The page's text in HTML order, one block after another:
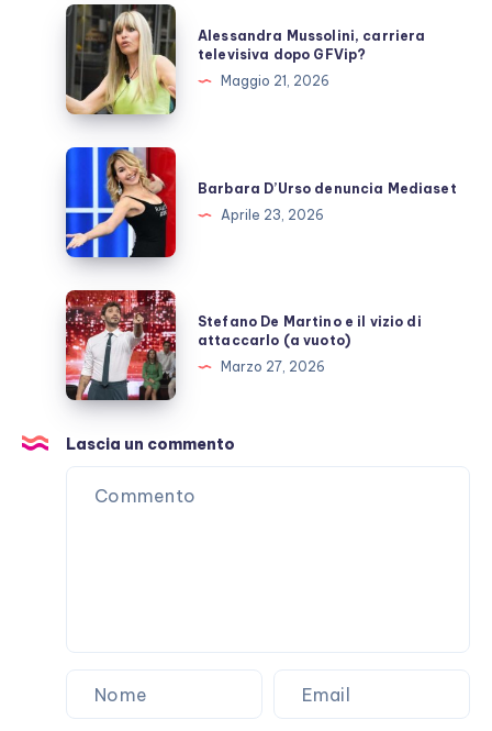
sappiamo
Alessandra
Mussolini,
carriera
televisiva
dopo
GFVip?
Alessandra Mussolini, carriera
televisiva dopo GFVip?
Maggio 21, 2026
Barbara
D’Urso
denuncia
Mediaset
Barbara D’Urso denuncia Mediaset
Aprile 23, 2026
Stefano
De
Martino
e
vizio
di
attaccarlo
Stefano De Martino e il vizio di
attaccarlo (a vuoto)
Marzo 27, 2026
Lascia un commento